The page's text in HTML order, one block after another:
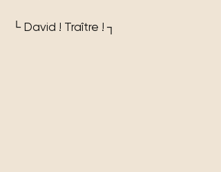
└ David ! Traître ! ┐